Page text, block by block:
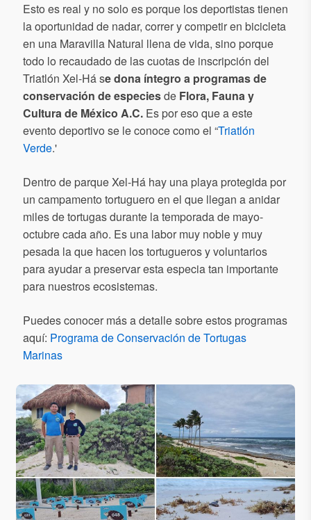
Esto es real y no solo es porque los deportistas tienen
la oportunidad de nadar, correr y competir en bicicleta
en una Maravilla Natural llena de vida, sino porque
todo lo recaudado de las cuotas de inscripción del
Triatlón Xel-Há se dona íntegro a programas de
conservación de especiesde Flora, Fauna y
Cultura de México A.C. Es por eso que a este
evento deportivo se le conoce como el “Triatlón
Verde.'
Dentro de parque Xel-Há hay una playa protegida por
un campamento tortuguero en el que llegan a anidar
miles de tortugas durante la temporada de mayo-
octubre cada año. Es una labor muy noble y muy
pesada la que hacen los tortugueros y voluntarios
para ayudar a preservar esta especia tan importante
para nuestros ecosistemas.
Puedes conocer más a detalle sobre estos programas
aquí: Programa de Conservación de Tortugas
Marinas